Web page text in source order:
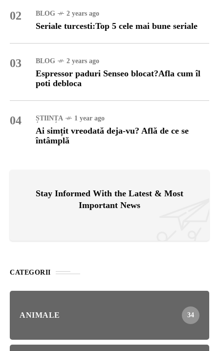
02 BLOG 2 years ago
Seriale turcesti:Top 5 cele mai bune seriale
03 BLOG 2 years ago
Espressor paduri Senseo blocat?Afla cum îl
poti debloca
04 ȘTIINȚA 1 year ago
Ai simțit vreodată deja-vu? Află de ce se
întâmplă
Stay Informed With the Latest & Most
Important News
CATEGORII
ANIMALE 34